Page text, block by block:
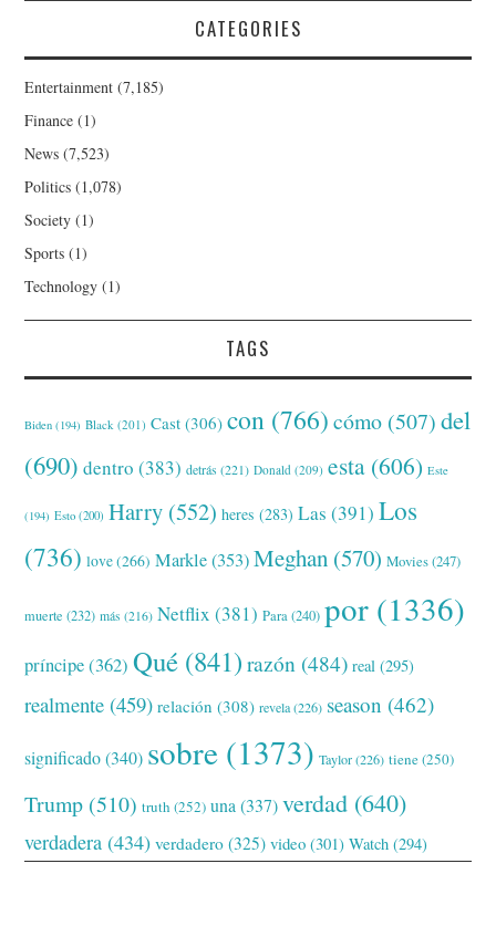
CATEGORIES
Entertainment (7,185)
Finance (1)
News (7,523)
Politics (1,078)
Society (1)
Sports (1)
Technology (1)
TAGS
Biden (194) Black (201) Cast (306) con (766) cómo (507) del
(690) dentro (383) detrás (221) Donald (209) esta (606) Este
(194) Esto (200) Harry (552) heres (283) Las (391) Los
(736) love(266) Markle(353) Meghan (570) Movies(247)
muerte (232) más (216) Netflix (381) Para(240) por (1336)
príncipe(362) Qué (841) razón (484) real (295)
realmente (459) relación (308) revela(226) season (462)
significado(340) sobre (1373) Taylor(226) tiene(250)
Trump (510) truth (252) una(337) verdad (640)
verdadera (434) verdadero (325) video (301) Watch (294)